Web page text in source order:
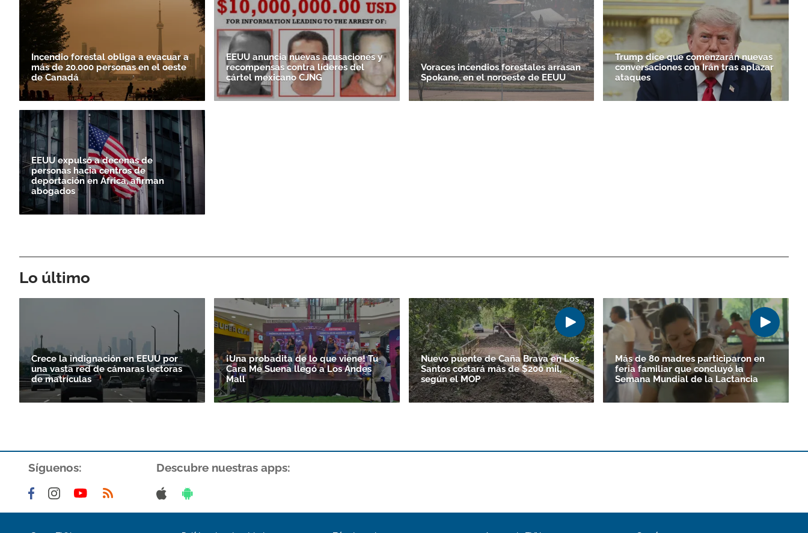
Incendio forestal obliga a evacuar a
más de 20.000 personas en el oeste
de Canadá
EEUU anuncia nuevas acusaciones y
recompensas contra líderes del
cártel mexicano CJNG
Voraces incendios forestales arrasan
Spokane, en el noroeste de EEUU
Trump dice que comenzarán nuevas
conversaciones con Irán tras aplazar
ataques
EEUU expulsó a decenas de
personas hacia centros de
deportación en África, afirman
abogados
Lo último
Crece la indignación en EEUU por
una vasta red de cámaras lectoras
de matrículas
¡Una probadita de lo que viene! Tu
Cara Me Suena llegó a Los Andes
Mall
Nuevo puente de Caña Brava en Los
Santos costará más de $200 mil,
según el MOP
Más de 80 madres participaron en
feria familiar que concluyó la
Semana Mundial de la Lactancia
Síguenos: Descubre nuestras apps: